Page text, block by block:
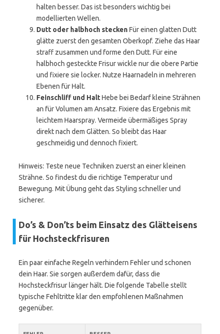
halten besser. Das ist besonders wichtig bei
modellierten Wellen.
Dutt oder halbhoch steckenFür einen glatten Dutt
glätte zuerst den gesamten Oberkopf. Ziehe das Haar
straff zusammen und forme den Dutt. Für eine
halbhoch gesteckte Frisur wickle nur die obere Partie
und fixiere sie locker. Nutze Haarnadeln in mehreren
Ebenen für Halt.
Feinschliff und HaltHebe bei Bedarf kleine Strähnen
an für Volumen am Ansatz. Fixiere das Ergebnis mit
leichtem Haarspray. Vermeide übermäßiges Spray
direkt nach dem Glätten. So bleibt das Haar
geschmeidig und dennoch fixiert.
Hinweis: Teste neue Techniken zuerst an einer kleinen
Strähne. So findest du die richtige Temperatur und
Bewegung. Mit Übung geht das Styling schneller und
sicherer.
Do’s & Don’ts beim Einsatz des Glätteisens
für Hochsteckfrisuren
Ein paar einfache Regeln verhindern Fehler und schonen
dein Haar. Sie sorgen außerdem dafür, dass die
Hochsteckfrisur länger hält. Die folgende Tabelle stellt
typische Fehltritte klar den empfohlenen Maßnahmen
gegenüber.